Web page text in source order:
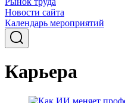
Новости сайта
Календарь мероприятий
Карьера